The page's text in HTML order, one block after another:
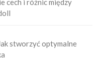
cech i różnic między
stworzyć optymalne